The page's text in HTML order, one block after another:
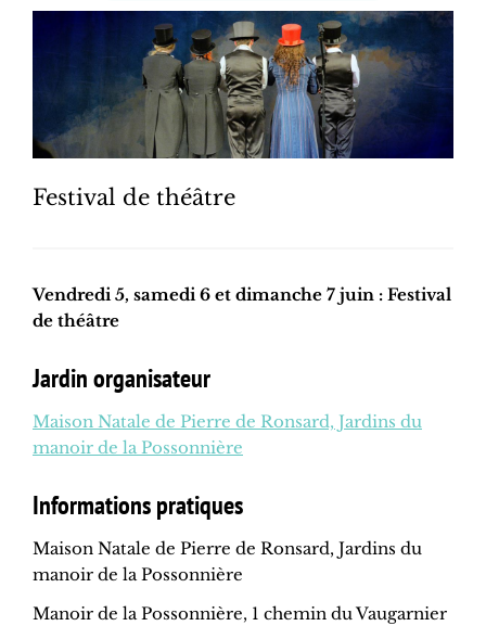
Festival de théâtre
Vendredi 5, samedi 6 et dimanche 7 juin : Festival
de théâtre
Jardin organisateur
Maison Natale de Pierre de Ronsard, Jardins du
manoir de la Possonnière
Informations pratiques
Maison Natale de Pierre de Ronsard, Jardins du
manoir de la Possonnière
Manoir de la Possonnière, 1 chemin du Vaugarnier